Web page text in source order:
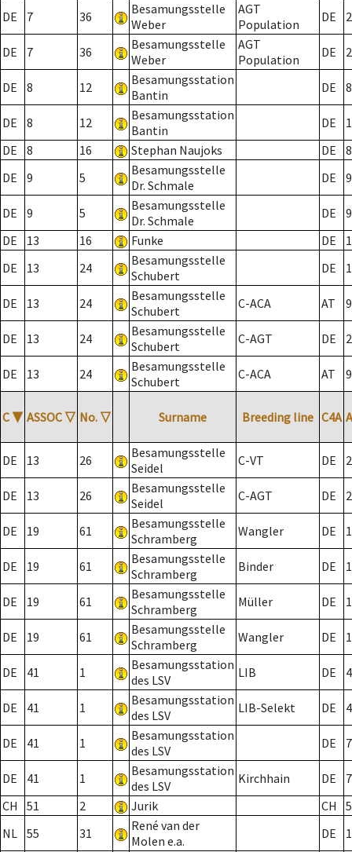
DE 7 36
Besamungsstelle
Weber
AGT
Population
DE 2
DE 7 36
Besamungsstelle
Weber
AGT
Population
DE 2
DE 8 12
Besamungsstation
Bantin
DE 8
DE 8 12
Besamungsstation
Bantin
DE
DE
8 16 Stephan Naujoks DE
8
DE
9 5
Besamungsstelle
Dr. Schmale
DE 9
DE 9 5
Besamungsstelle
Dr. Schmale
DE
9
DE
13 16 Funke DE
DE
13 24
Besamungsstelle
Schubert
DE
DE 13 24
Besamungsstelle
Schubert
C-ACA AT
DE 13 24
Besamungsstelle
Schubert
C-AGT DE 2
DE 13 24
Besamungsstelle
Schubert
C-ACA AT
C ▼ ASSOC ▽ No. ▽ Surname Breeding line C4A
DE 13 26
Besamungsstelle
Seidel
C-VT DE 2
DE 13 26
Besamungsstelle
Seidel
C-AGT DE 2
DE 19 61
Besamungsstelle
Schramberg
Wangler DE
DE 19 61
Besamungsstelle
Schramberg
Binder DE 1
DE 19 61
Besamungsstelle
Schramberg
Müller DE
DE 19 61
Besamungsstelle
Schramberg
Wangler DE
DE 41 1
Besamungsstation
des LSV
LIB DE
DE 41 1
Besamungsstation
des LSV
LIB-Selekt DE
DE 41 1
Besamungsstation
des LSV
DE 7
DE 41 1
Besamungsstation
des LSV
Kirchhain DE
7
CH
51 2 Jurik CH
NL 55 31
René van der
Molen e.a.
DE